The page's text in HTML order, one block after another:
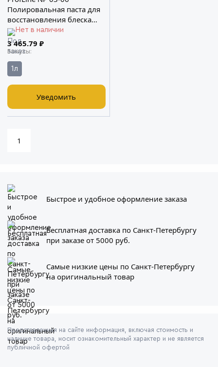
Полировальная паста для
восстановления блеска
твердых лаков SONAX
Нет в наличии
3 465.79 ₽
Бонусы
1л
Уведомить
1
Быстрое и удобное оформление заказа
Бесплатная доставка по Санкт-Петербургу
при заказе от 5000 руб.
Самые низкие цены по Санкт-Петербургу
на оригинальный товар
Представленная на сайте информация, включая стоимость и
наличие товара, носит ознакомительный характер и не является
публичной офертой